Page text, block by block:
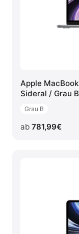
Apple
Sideral / Grau B
Grau B
ab 781,99€